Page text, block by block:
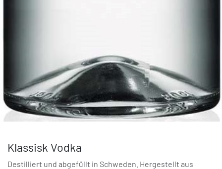
Klassisk Vodka
Destilliert und abgefüllt in Schweden. Hergestellt aus